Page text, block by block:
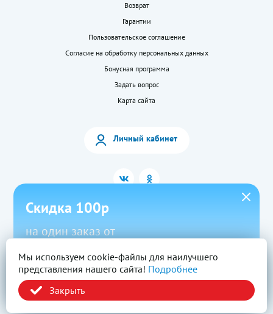
Возврат
Гарантии
Пользовательское соглашение
Согласие на обработку персональных данных
Бонусная программа
Задать вопрос
Карта сайта
Личный кабинет
2026 © «LEKkupi»
Все права защищены.
Вся информация на сайте — собственность ООО «Моя аптека». Публикация с
сайта www.lekkupi.ru без разрешения запрещена.
ОГРН:1025404723585, Лицензия № Л042-01125-54/00269824.
Политика конфиденциальности
Мы используем cookie-файлы для наилучшего
представления нашего сайта! Подробнее
Закрыть
Скидка 100р
на один заказ от
Скачать
Промокод Новый